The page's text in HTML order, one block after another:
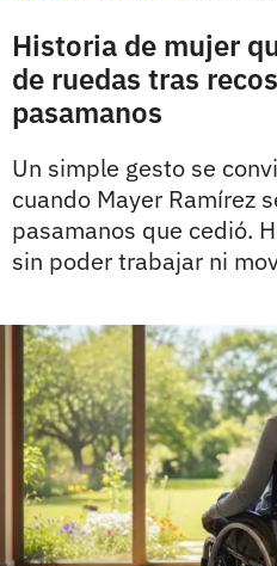
Historia de mujer
de ruedas tras
pasamanos
Un simple gesto se
cuando Mayer Ramírez
pasamanos que cedió.
sin poder trabajar ni